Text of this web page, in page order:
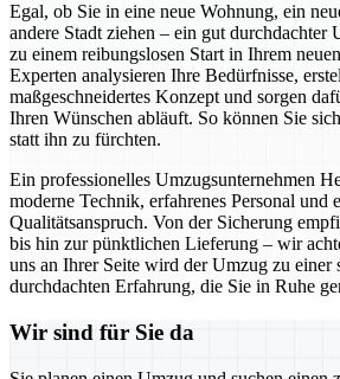
Egal, ob Sie in eine neue Wohnung, ein
andere Stadt ziehen – ein gut durchdachter
zu einem reibungslosen Start in Ihrem
Experten analysieren Ihre Bedürfnisse,
maßgeschneidertes Konzept und sorgen
Ihren Wünschen abläuft. So können Sie
statt ihn zu fürchten.
Ein professionelles Umzugsunternehmen
moderne Technik, erfahrenes Personal und
Qualitätsanspruch. Von der Sicherung
bis hin zur pünktlichen Lieferung – wir
uns an Ihrer Seite wird der Umzug zu einer
durchdachten Erfahrung, die Sie in Ruhe
Wir sind für Sie da